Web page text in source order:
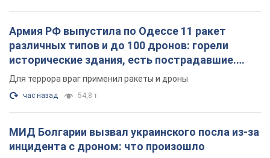
Армия РФ выпустила по Одессе 11 ракет
различных типов и до 100 дронов: горели
исторические здания, есть пострадавшие.
Фото и видео
Для террора враг применил ракеты и дроны
час назад 54,8 т.
МИД Болгарии вызвал украинского посла из-за
инцидента с дроном: что произошло